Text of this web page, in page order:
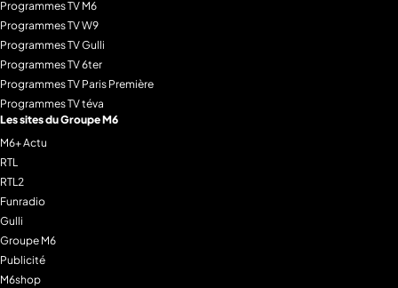
Programmes TV M6
Programmes TV W9
Programmes TV Gulli
Programmes TV 6ter
Programmes TV Paris Première
Programmes TV téva
Les sites du Groupe M6
M6+ Actu
RTL
RTL2
Funradio
Gulli
Groupe M6
Publicité
M6shop